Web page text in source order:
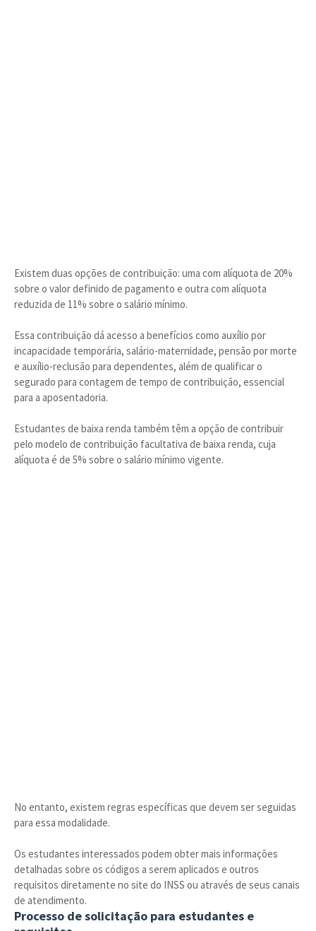
Existem duas opções de contribuição: uma com alíquota de 20%
sobre o valor definido de pagamento e outra com alíquota
reduzida de 11% sobre o salário mínimo.
Essa contribuição dá acesso a benefícios como auxílio por
incapacidade temporária, salário-maternidade, pensão por morte
e auxílio-reclusão para dependentes, além de qualificar o
segurado para contagem de tempo de contribuição, essencial
para a aposentadoria.
Estudantes de baixa renda também têm a opção de contribuir
pelo modelo de contribuição facultativa de baixa renda, cuja
alíquota é de 5% sobre o salário mínimo vigente.
No entanto, existem regras específicas que devem ser seguidas
para essa modalidade.
Os estudantes interessados podem obter mais informações
detalhadas sobre os códigos a serem aplicados e outros
requisitos diretamente no site do INSS ou através de seus canais
de atendimento.
Processo de solicitação para estudantes e